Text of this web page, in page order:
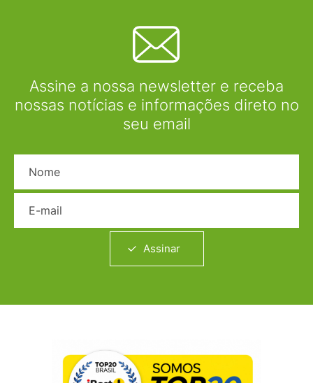
Assine a nossa newsletter e receba
nossas notícias e informações direto no
seu email
Assinar